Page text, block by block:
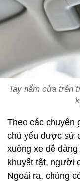
Tay nắm cửa trên
Theo các chuyên
chủ yếu được sử
xuống xe dễ
khuyết tật, người
Ngoài ra, chúng